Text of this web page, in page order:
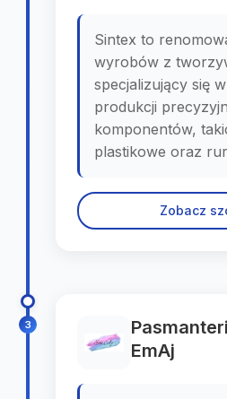
Sintex to
wyrobów z
specjalizujący się
produkcji
komponentów,
plastikowe oraz
Zobacz
3
EmAj